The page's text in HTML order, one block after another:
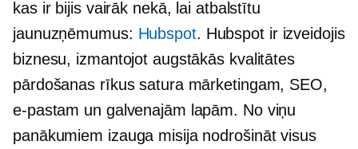
kas ir bijis vairāk nekā, lai atbalstītu
jaunuzņēmumus: Hubspot. Hubspot ir izveidojis
biznesu, izmantojot augstākās kvalitātes
pārdošanas rīkus satura mārketingam, SEO,
e-pastam un galvenajām lapām. No viņu
panākumiem izauga misija nodrošināt visus